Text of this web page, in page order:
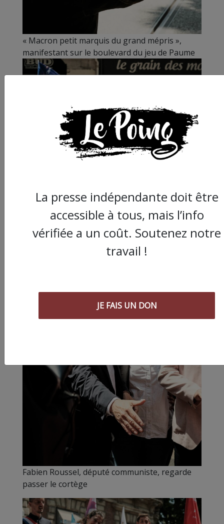
« Macron petit marquis du grand mépris »,
manifestant sur le boulevard du jeu de Paume
Fabien Roussel, député communiste, regarde
passer le cortège
La presse indépendante doit être
accessible à tous, mais l’info
vérifiée a un coût. Soutenez notre
travail !
JE FAIS UN DON